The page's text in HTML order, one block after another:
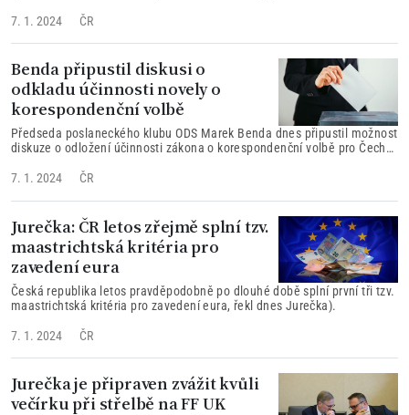
7. 1. 2024 ČR
Benda připustil diskusi o
odkladu účinnosti novely o
korespondenční volbě
Předseda poslaneckého klubu ODS Marek Benda dnes připustil možnost
diskuze o odložení účinnosti zákona o korespondenční volbě pro Čechy
7. 1. 2024
ČR
Jurečka: ČR letos zřejmě splní tzv.
maastrichtská kritéria pro
zavedení eura
Česká republika letos pravděpodobně po dlouhé době splní první tři tzv.
maastrichtská kritéria pro zavedení eura, řekl dnes Jurečka).
7. 1. 2024 ČR
Jurečka je připraven zvážit kvůli
večírku při střelbě na FF UK